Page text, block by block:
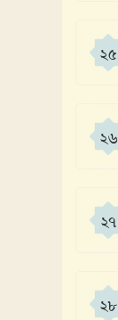
২৫
২৬
২৭
২৮